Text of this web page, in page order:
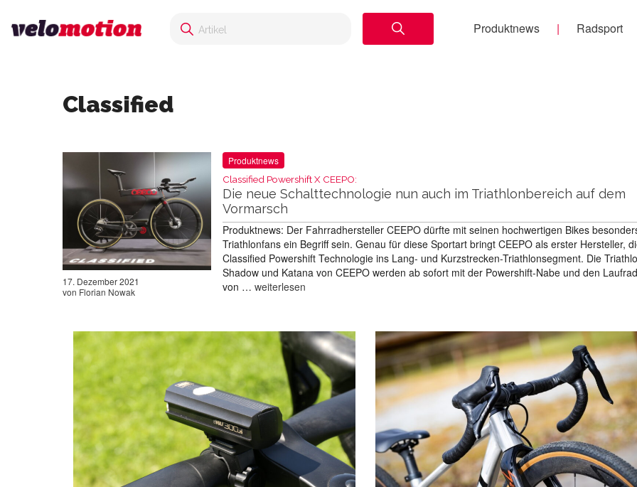
Produktnews Radsport
Classified
17. Dezember 2021
von Florian Nowak
Produktnews
Classified Powershift X CEEPO:
Die neue Schalttechnologie nun auch im Triathlonbereich auf dem
Vormarsch
Produktnews: Der Fahrradhersteller CEEPO dürfte mit seinen hochwertigen Bikes
Triathlonfans ein Begriff sein. Genau für diese Sportart bringt CEEPO als erster Hersteller,
Classified Powershift Technologie ins Lang- und Kurzstrecken-Triathlonsegment. Die
Shadow und Katana von CEEPO werden ab sofort mit der Powershift-Nabe und den
von … weiterlesen